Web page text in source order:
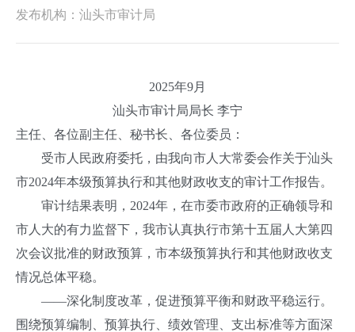
发布机构： 汕头市审计局
2025年9月
汕头市审计局局长 李宁
主任、各位副主任、秘书长、各位委员：
受市人民政府委托，由我向市人大常委会作关于汕头
市2024年本级预算执行和其他财政收支的审计工作报告。
审计结果表明，2024年，在市委市政府的正确领导和
市人大的有力监督下，我市认真执行市第十五届人大第四
次会议批准的财政预算，市本级预算执行和其他财政收支
情况总体平稳。
——深化制度改革，促进预算平衡和财政平稳运行。
围绕预算编制、预算执行、绩效管理、支出标准等方面深